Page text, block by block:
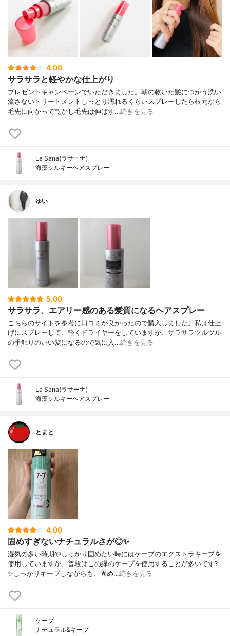
4.00
サラサラと軽やかな仕上がり
プレゼントキャンペーンでいただきました。朝の乾いた髪につかう洗い
流さないトリートメントしっとり濡れるくらいスプレーしたら根元から
毛先に向かって乾かし毛先は伸ばす…続きを見る
La Sana(ラサーナ)
海藻シルキーヘアスプレー
ゆい
5.00
サラサラ、エアリー感のある髪質になるヘアスプレー
こちらのサイトを参考に口コミが良かったので購入しました。私は仕上
げにスプレーして、軽くドライヤーをしていますが、サラサラツルツル
の手触りのいい髪になるので気に入…続きを見る
La Sana(ラサーナ)
海藻シルキーヘアスプレー
とまと
4.00
固めすぎないナチュラルさが◎✨
湿気の多い時期やしっかり固めたい時にはケープのエクストラキープを
使用していますが、普段はこの緑のケープを使用することが多いです?
✨しっかりキープしながらも、固め…続きを見る
ケープ
ナチュラル&キープ